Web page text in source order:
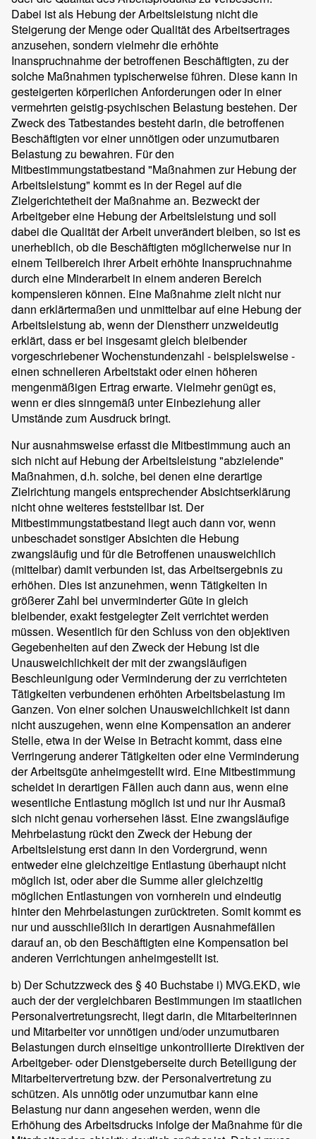
Dabei ist als Hebung der Arbeitsleistung nicht die
Steigerung der Menge oder Qualität des Arbeitsertrages
anzusehen, sondern vielmehr die erhöhte
Inanspruchnahme der betroffenen Beschäftigten, zu der
solche Maßnahmen typischerweise führen. Diese kann in
gesteigerten körperlichen Anforderungen oder in einer
vermehrten geistig-psychischen Belastung bestehen. Der
Zweck des Tatbestandes besteht darin, die betroffenen
Beschäftigten vor einer unnötigen oder unzumutbaren
Belastung zu bewahren. Für den
Mitbestimmungstatbestand "Maßnahmen zur Hebung der
Arbeitsleistung" kommt es in der Regel auf die
Zielgerichtetheit der Maßnahme an. Bezweckt der
Arbeitgeber eine Hebung der Arbeitsleistung und soll
dabei die Qualität der Arbeit unverändert bleiben, so ist es
unerheblich, ob die Beschäftigten möglicherweise nur in
einem Teilbereich ihrer Arbeit erhöhte Inanspruchnahme
durch eine Minderarbeit in einem anderen Bereich
kompensieren können. Eine Maßnahme zielt nicht nur
dann erklärtermaßen und unmittelbar auf eine Hebung der
Arbeitsleistung ab, wenn der Dienstherr unzweideutig
erklärt, dass er bei insgesamt gleich bleibender
vorgeschriebener Wochenstundenzahl - beispielsweise -
einen schnelleren Arbeitstakt oder einen höheren
mengenmäßigen Ertrag erwarte. Vielmehr genügt es,
wenn er dies sinngemäß unter Einbeziehung aller
Umstände zum Ausdruck bringt.
Nur ausnahmsweise erfasst die Mitbestimmung auch an
sich nicht auf Hebung der Arbeitsleistung "abzielende"
Maßnahmen, d.h. solche, bei denen eine derartige
Zielrichtung mangels entsprechender Absichtserklärung
nicht ohne weiteres feststellbar ist. Der
Mitbestimmungstatbestand liegt auch dann vor, wenn
unbeschadet sonstiger Absichten die Hebung
zwangsläufig und für die Betroffenen unausweichlich
(mittelbar) damit verbunden ist, das Arbeitsergebnis zu
erhöhen. Dies ist anzunehmen, wenn Tätigkeiten in
größerer Zahl bei unverminderter Güte in gleich
bleibender, exakt festgelegter Zeit verrichtet werden
müssen. Wesentlich für den Schluss von den objektiven
Gegebenheiten auf den Zweck der Hebung ist die
Unausweichlichkeit der mit der zwangsläufigen
Beschleunigung oder Verminderung der zu verrichteten
Tätigkeiten verbundenen erhöhten Arbeitsbelastung im
Ganzen. Von einer solchen Unausweichlichkeit ist dann
nicht auszugehen, wenn eine Kompensation an anderer
Stelle, etwa in der Weise in Betracht kommt, dass eine
Verringerung anderer Tätigkeiten oder eine Verminderung
der Arbeitsgüte anheimgestellt wird. Eine Mitbestimmung
scheidet in derartigen Fällen auch dann aus, wenn eine
wesentliche Entlastung möglich ist und nur ihr Ausmaß
sich nicht genau vorhersehen lässt. Eine zwangsläufige
Mehrbelastung rückt den Zweck der Hebung der
Arbeitsleistung erst dann in den Vordergrund, wenn
entweder eine gleichzeitige Entlastung überhaupt nicht
möglich ist, oder aber die Summe aller gleichzeitig
möglichen Entlastungen von vornherein und eindeutig
hinter den Mehrbelastungen zurücktreten. Somit kommt es
nur und ausschließlich in derartigen Ausnahmefällen
darauf an, ob den Beschäftigten eine Kompensation bei
anderen Verrichtungen anheimgestellt ist.
b) Der Schutzzweck des § 40 Buchstabe i) MVG.EKD, wie
auch der der vergleichbaren Bestimmungen im staatlichen
Personalvertretungsrecht, liegt darin, die Mitarbeiterinnen
und Mitarbeiter vor unnötigen und/oder unzumutbaren
Belastungen durch einseitige unkontrollierte Direktiven der
Arbeitgeber- oder Dienstgeberseite durch Beteiligung der
Mitarbeitervertretung bzw. der Personalvertretung zu
schützen. Als unnötig oder unzumutbar kann eine
Belastung nur dann angesehen werden, wenn die
Erhöhung des Arbeitsdrucks infolge der Maßnahme für die